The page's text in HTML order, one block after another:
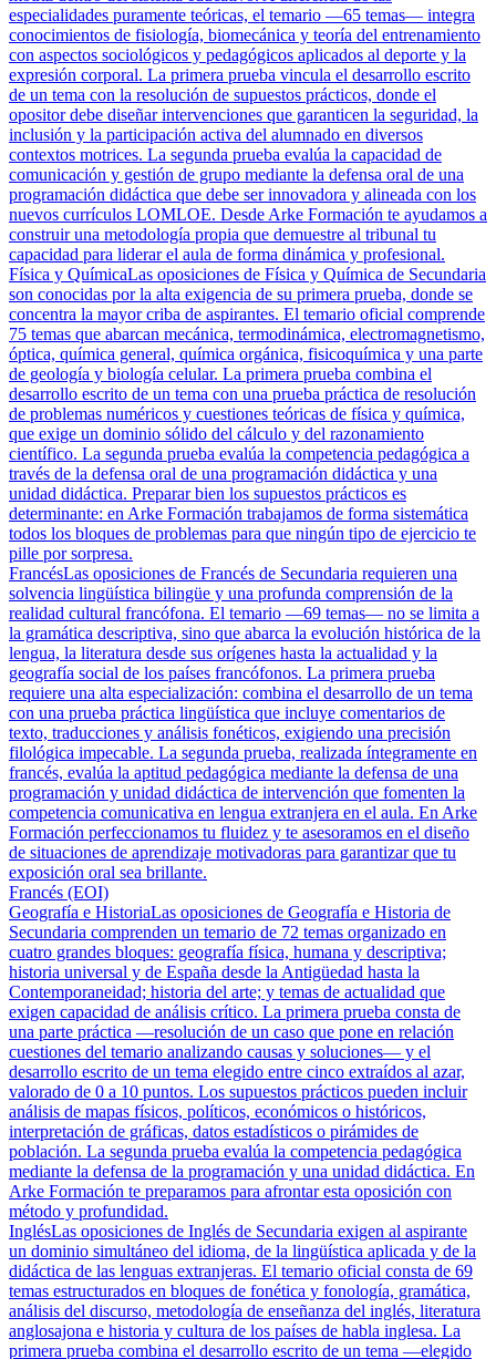
especialidades puramente teóricas, el temario —65 temas— integra
conocimientos de fisiología, biomecánica y teoría del entrenamiento
con aspectos sociológicos y pedagógicos aplicados al deporte y la
expresión corporal. La primera prueba vincula el desarrollo escrito
de un tema con la resolución de supuestos prácticos, donde el
opositor debe diseñar intervenciones que garanticen la seguridad, la
inclusión y la participación activa del alumnado en diversos
contextos motrices. La segunda prueba evalúa la capacidad de
comunicación y gestión de grupo mediante la defensa oral de una
programación didáctica que debe ser innovadora y alineada con los
nuevos currículos LOMLOE. Desde Arke Formación te ayudamos a
construir una metodología propia que demuestre al tribunal tu
capacidad para liderar el aula de forma dinámica y profesional.
Física y QuímicaLas oposiciones de Física y Química de Secundaria
son conocidas por la alta exigencia de su primera prueba, donde se
concentra la mayor criba de aspirantes. El temario oficial comprende
75 temas que abarcan mecánica, termodinámica, electromagnetismo,
óptica, química general, química orgánica, fisicoquímica y una parte
de geología y biología celular. La primera prueba combina el
desarrollo escrito de un tema con una prueba práctica de resolución
de problemas numéricos y cuestiones teóricas de física y química,
que exige un dominio sólido del cálculo y del razonamiento
científico. La segunda prueba evalúa la competencia pedagógica a
través de la defensa oral de una programación didáctica y una
unidad didáctica. Preparar bien los supuestos prácticos es
determinante: en Arke Formación trabajamos de forma sistemática
todos los bloques de problemas para que ningún tipo de ejercicio te
pille por sorpresa.
FrancésLas oposiciones de Francés de Secundaria requieren una
solvencia lingüística bilingüe y una profunda comprensión de la
realidad cultural francófona. El temario —69 temas— no se limita a
la gramática descriptiva, sino que abarca la evolución histórica de la
lengua, la literatura desde sus orígenes hasta la actualidad y la
geografía social de los países francófonos. La primera prueba
requiere una alta especialización: combina el desarrollo de un tema
con una prueba práctica lingüística que incluye comentarios de
texto, traducciones y análisis fonéticos, exigiendo una precisión
filológica impecable. La segunda prueba, realizada íntegramente en
francés, evalúa la aptitud pedagógica mediante la defensa de una
programación y unidad didáctica de intervención que fomenten la
competencia comunicativa en lengua extranjera en el aula. En Arke
Formación perfeccionamos tu fluidez y te asesoramos en el diseño
de situaciones de aprendizaje motivadoras para garantizar que tu
exposición oral sea brillante.
Francés (EOI)
Geografía e HistoriaLas oposiciones de Geografía e Historia de
Secundaria comprenden un temario de 72 temas organizado en
cuatro grandes bloques: geografía física, humana y descriptiva;
historia universal y de España desde la Antigüedad hasta la
Contemporaneidad; historia del arte; y temas de actualidad que
exigen capacidad de análisis crítico. La primera prueba consta de
una parte práctica —resolución de un caso que pone en relación
cuestiones del temario analizando causas y soluciones— y el
desarrollo escrito de un tema elegido entre cinco extraídos al azar,
valorado de 0 a 10 puntos. Los supuestos prácticos pueden incluir
análisis de mapas físicos, políticos, económicos o históricos,
interpretación de gráficas, datos estadísticos o pirámides de
población. La segunda prueba evalúa la competencia pedagógica
mediante la defensa de la programación y una unidad didáctica. En
Arke Formación te preparamos para afrontar esta oposición con
método y profundidad.
InglésLas oposiciones de Inglés de Secundaria exigen al aspirante
un dominio simultáneo del idioma, de la lingüística aplicada y de la
didáctica de las lenguas extranjeras. El temario oficial consta de 69
temas estructurados en bloques de fonética y fonología, gramática,
análisis del discurso, metodología de enseñanza del inglés, literatura
anglosajona e historia y cultura de los países de habla inglesa. La
primera prueba combina el desarrollo escrito de un tema —elegido